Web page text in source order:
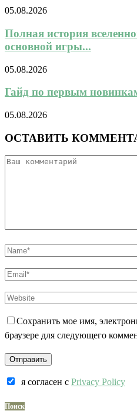
05.08.2026
Полная история
основной игры...
05.08.2026
Гайд по первым
05.08.2026
ОСТАВИТЬ
Сохранить мое имя,
браузере для следующего
я согласен c Privacy Policy
Поиск